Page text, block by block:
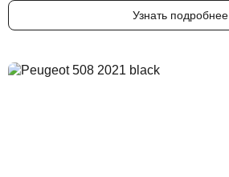
Узнать подробнее